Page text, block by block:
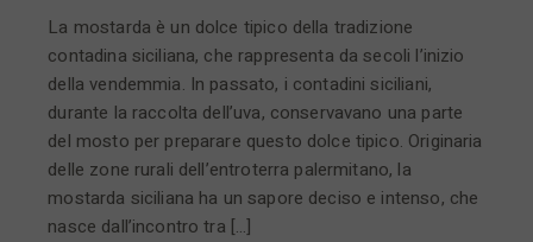
La mostarda è un dolce tipico della tradizione
contadina siciliana, che rappresenta da secoli l’inizio
della vendemmia. In passato, i contadini siciliani,
durante la raccolta dell’uva, conservavano una parte
del mosto per preparare questo dolce tipico. Originaria
delle zone rurali dell’entroterra palermitano, la
mostarda siciliana ha un sapore deciso e intenso, che
nasce dall’incontro tra […]